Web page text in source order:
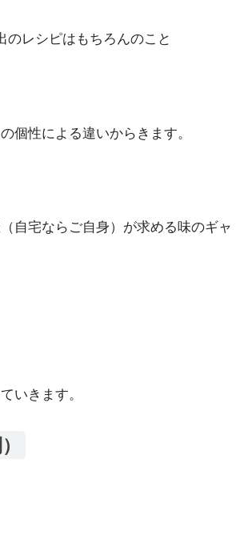
のレシピはもちろんのこと
個性による違いからきます。
自宅ならご自身）が求める味のギャ
いきます。